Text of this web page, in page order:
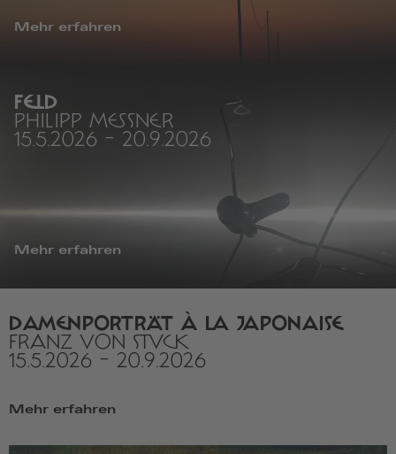
Mehr erfahren
FELD
PHILIPP MESSNER
15.5.2026 - 20.9.2026
Mehr erfahren
DAMENPORTRÄT À LA JAPONAISE
FRANZ VON STUCK
15.5.2026 - 20.9.2026
Mehr erfahren